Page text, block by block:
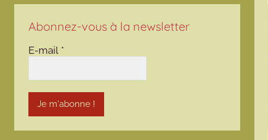
Abonnez-vous à la newsletter
E-mail *